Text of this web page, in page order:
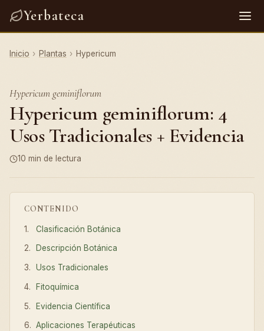
Yerbateca
Inicio › Plantas › Hypericum
Hypericum geminiflorum
Hypericum geminiflorum: 4
Usos Tradicionales + Evidencia
10 min de lectura
CONTENIDO
Clasificación Botánica
Descripción Botánica
Usos Tradicionales
Fitoquímica
Evidencia Científica
Aplicaciones Terapéuticas